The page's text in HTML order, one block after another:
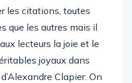
les citations, toutes
que les autres mais il
lecteurs la joie et le
joyaux dans
Clapier. On